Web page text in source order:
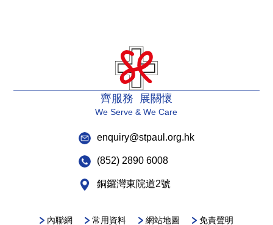
齊服務 展關懷
We Serve & We Care
enquiry@stpaul.org.hk
(852) 2890 6008
銅鑼灣東院道2號
內聯網 常用資料 網站地圖 免責聲明